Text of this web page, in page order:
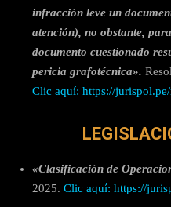
infracción leve un
atención), no obstante,
documento cuestionado
pericia grafotécnica».
Clic aquí: https://
«Clasificación de
2025. Clic aquí: https://